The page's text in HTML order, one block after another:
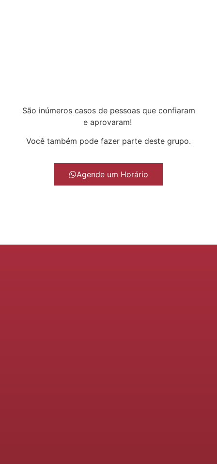
São inúmeros casos de pessoas que confiaram
e aprovaram!
Você também pode fazer parte deste grupo.
Agende um Horário